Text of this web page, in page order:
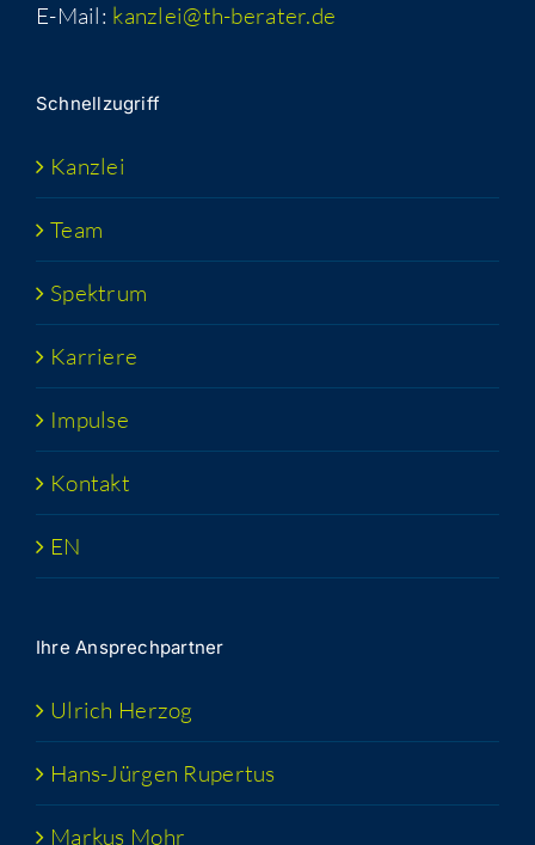
E-Mail: kanzlei@th-berater.de
Schnell­zu­griff
Kanz­lei
Team
Spek­trum
Kar­rie­re
Impul­se
Kon­takt
EN
Ihre Ansprech­part­ner
Ulrich Her­zog
Hans-Jür­­gen Rupertus
Mar­kus Mohr